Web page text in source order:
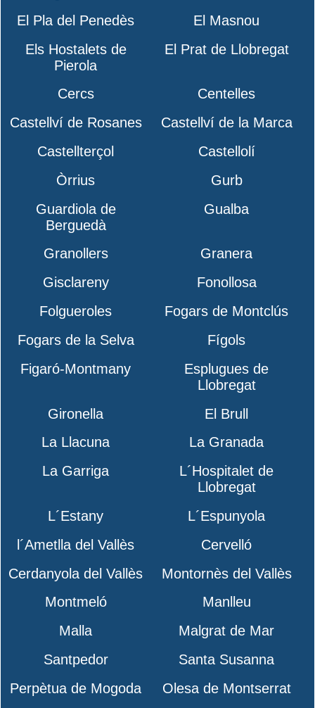
El Pla del Penedès
El Masnou
Els Hostalets de
Pierola
El Prat de Llobregat
Cercs
Centelles
Castellví de Rosanes
Castellví de la Marca
Castellterçol
Castellolí
Òrrius
Gurb
Guardiola de
Berguedà
Gualba
Granollers
Granera
Gisclareny
Fonollosa
Folgueroles
Fogars de Montclús
Fogars de la Selva
Fígols
Figaró-Montmany
Esplugues de
Llobregat
Gironella
El Brull
La Llacuna
La Granada
La Garriga
L´Hospitalet de
Llobregat
L´Estany
L´Espunyola
l´Ametlla del Vallès
Cervelló
Cerdanyola del Vallès
Montornès del Vallès
Montmeló
Manlleu
Malla
Malgrat de Mar
Santpedor
Santa Susanna
Perpètua de Mogoda
Olesa de Montserrat